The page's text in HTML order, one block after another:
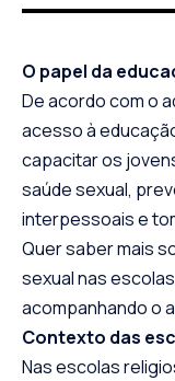
O papel da
De acordo com o
acesso à
capacitar os
saúde sexual,
interpessoais e
Quer saber mais
sexual nas
acompanhando o
Contexto das
Nas escolas